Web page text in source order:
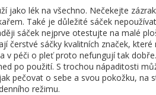
jako lék na všechno. Nečekejte
Také je důležité sáček
sáček nejprve otestujte na malé
čerstvé sáčky kvalitních značek,
v péči o pleť proto nefungují tak dobře.
po použití. S trochou nápaditosti
pečovat o sebe a svou pokožku, na
režimu.